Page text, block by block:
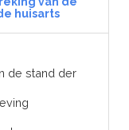
huisarts
de stand der